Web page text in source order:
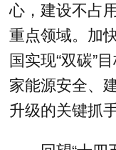
心，建设不占
重点领域。加
国实现“双碳”
家能源安全、
升级的关键抓手